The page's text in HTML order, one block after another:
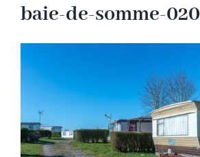
Les services
Les activités en Baie de Somme
Les photos du camping
baie-de-somme-020